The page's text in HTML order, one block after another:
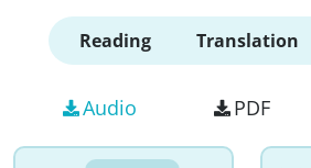
Reading Translation
Audio PDF